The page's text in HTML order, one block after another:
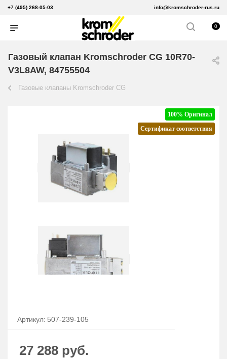
+7 (495) 268-05-03 info@kromschroder-rus.ru
0
Газовый клапан Kromschroder CG 10R70-
V3L8AW, 84755504
Газовые клапаны Kromschroder CG
100% Оригинал
Сертификат соответствия
Артикул: 507-239-105
27 288 руб.